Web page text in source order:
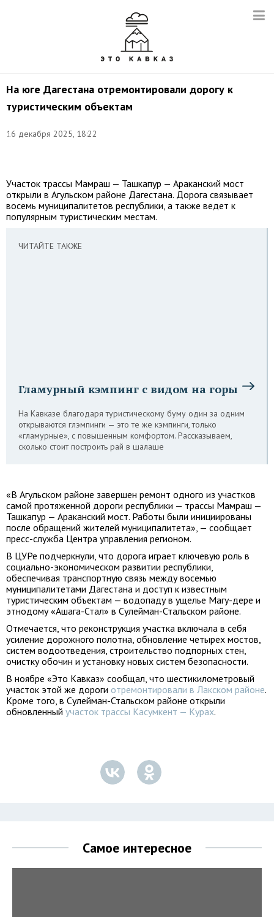
На юге Дагестана отремонтировали дорогу к
туристическим объектам
16 декабря 2025, 18:22
©
Участок трассы Мамраш — Ташкапур — Араканский мост
открыли в Агульском районе Дагестана. Дорога связывает
восемь муниципалитетов республики, а также ведет к
популярным туристическим местам.
ЧИТАЙТЕ ТАКЖЕ
Гламурный кэмпинг с видом на горы
На Кавказе благодаря туристическому буму один за одним
открываются глэмпинги — это те же кэмпинги, только
«гламурные», с повышенным комфортом. Рассказываем,
сколько стоит построить рай в шалаше
«В Агульском районе завершен ремонт одного из участков
самой протяженной дороги республики — трассы Мамраш —
Ташкапур — Араканский мост. Работы были инициированы
после обращений жителей муниципалитета», — сообщает
пресс-служба Центра управления регионом.
В ЦУРе подчеркнули, что дорога играет ключевую роль в
социально-экономическом развитии республики,
обеспечивая транспортную связь между восемью
муниципалитетами Дагестана и доступ к известным
туристическим объектам — водопаду в ущелье Магу-дере и
этнодому «Ашага-Стал» в Сулейман-Стальском районе.
Отмечается, что реконструкция участка включала в себя
усиление дорожного полотна, обновление четырех мостов,
систем водоотведения, строительство подпорных стен,
очистку обочин и установку новых систем безопасности.
В ноябре «Это Кавказ» сообщал, что шестикилометровый
участок этой же дороги отремонтировали в Лакском районе.
Кроме того, в Сулейман-Стальском районе открыли
обновленный участок трассы Касумкент — Курах.
Самое интересное